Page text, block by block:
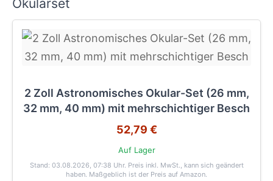
Okularset
2 Zoll Astronomisches Okular-Set (26 mm,
32 mm, 40 mm) mit mehrschichtiger Besch
52,79 €
Auf Lager
Stand: 03.08.2026, 07:38 Uhr. Preis inkl. MwSt., kann sich geändert
haben. Maßgeblich ist der Preis auf Amazon.